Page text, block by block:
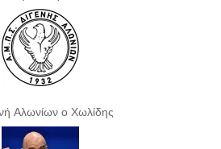
Αλωνίων ο Χωλίδης